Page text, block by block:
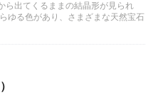
ら出てくるままの結晶形が見られ
ゆる色があり、さまざまな天然宝石